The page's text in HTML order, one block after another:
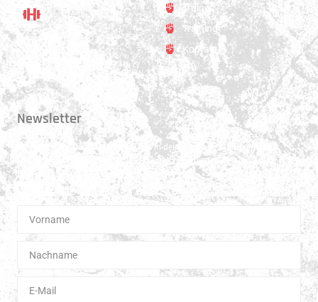
Standort
Hauptstrasse 31
3250 Lyss
Trainer
Training
Kontakt
Newsletter
Erhalte 1x pro Quartal unsere News in dein Postfach. Darüber hinaus
teilen wir gerne Spannendes und Lehrreiches aus der Welt des Muay Thai
Boxen.